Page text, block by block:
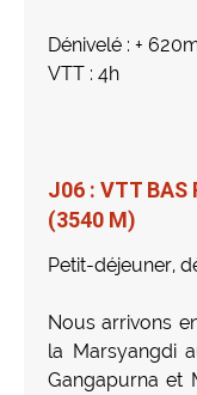
Dénivelé : +
VTT : 4h
J06 : VTT BAS
(3540 M)
Petit-déjeuner,
Nous arrivons
la Marsyangdi
Gangapurna et